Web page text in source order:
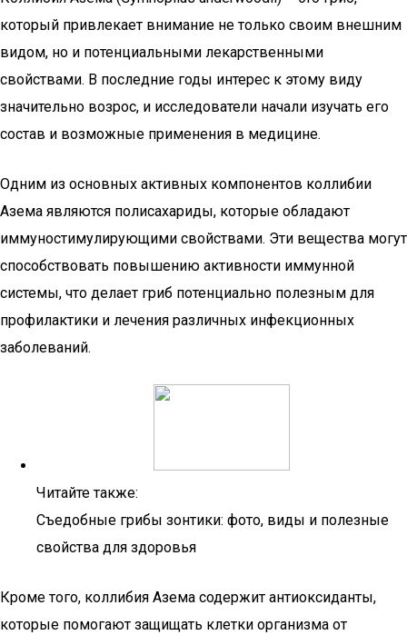
который привлекает внимание не только своим внешним
видом, но и потенциальными лекарственными
свойствами. В последние годы интерес к этому виду
значительно возрос, и исследователи начали изучать его
состав и возможные применения в медицине.
Одним из основных активных компонентов коллибии
Азема являются полисахариды, которые обладают
иммуностимулирующими свойствами. Эти вещества могут
способствовать повышению активности иммунной
системы, что делает гриб потенциально полезным для
профилактики и лечения различных инфекционных
заболеваний.
Читайте также:
Съедобные грибы зонтики: фото, виды и полезные
свойства для здоровья
Кроме того, коллибия Азема содержит антиоксиданты,
которые помогают защищать клетки организма от